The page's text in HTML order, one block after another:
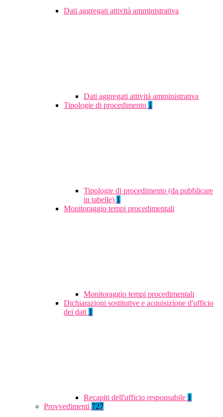
Dati aggregati attività amministrativa
Dati aggregati attività amministrativa
Tipologie di procedimento 1
Tipologie di procedimento (da pubblicare
in tabelle) 1
Monitoraggio tempi procedimentali
Monitoraggio tempi procedimentali
Dichiarazioni sostitutive e acquisizione d'ufficio
dei dati 1
Recapiti dell'ufficio responsabile 1
Provvedimenti 727